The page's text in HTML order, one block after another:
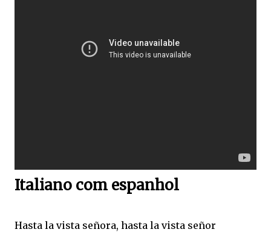
Italiano com espanhol
Hasta la vista señora, hasta la vista señor